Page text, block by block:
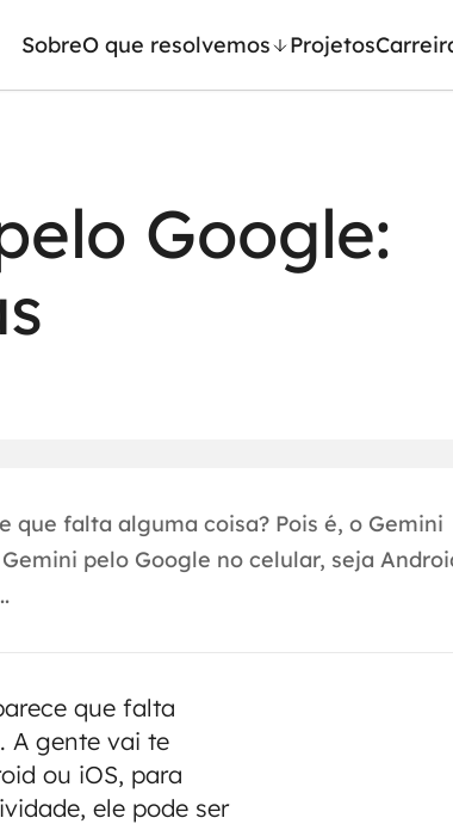
SobreO que resolvemos Projetos
de IA
hiperautomação
Google:
que falta alguma coisa? Pois é, o Gemini
pelo Google no celular, seja
que falta
A gente vai te
ou iOS, para
ele pode ser